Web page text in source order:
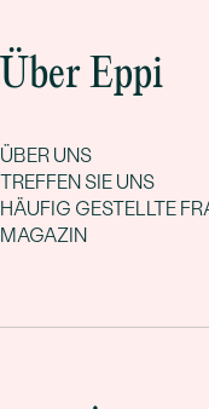
Über Eppi
ÜBER UNS
TREFFEN SIE UNS
HÄUFIG GESTELLTE
MAGAZIN